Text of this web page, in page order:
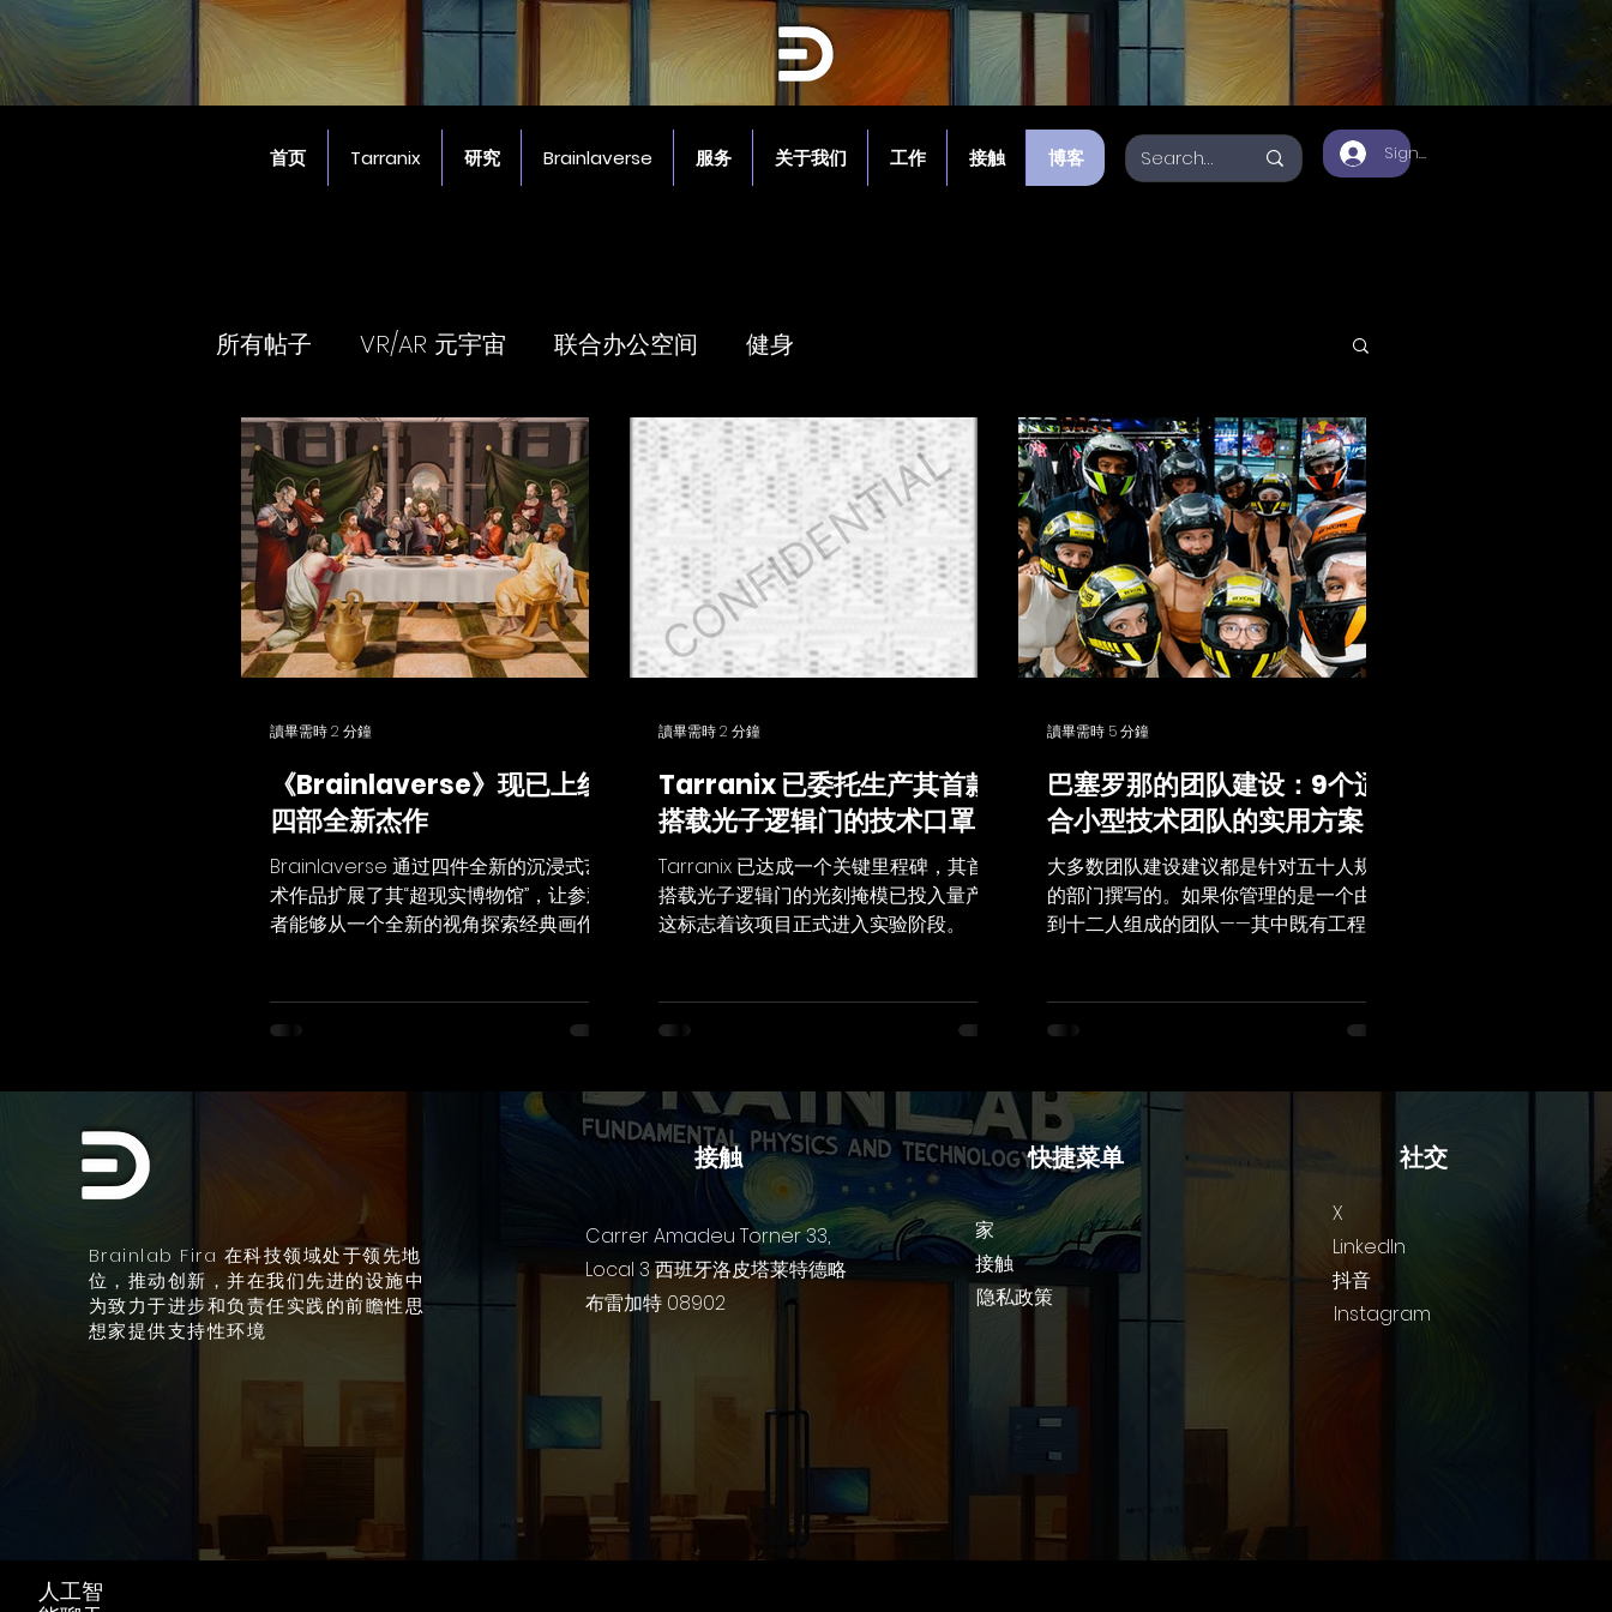
首页 Tarranix 研究 Brainlaverse 服务 关于我们 工作 接触 博客 Sign Up
所有帖子 VR/AR 元宇宙 联合办公空间 健身
《Brainlaverse》现已上线
四部全新杰作
Brainlaverse 通过四件全新的沉浸式艺
术作品扩展了其“超现实博物馆”，让参观
者能够从一个全新的视角探索经典画作。
的世界，用户可以步入画作之中，发掘隐
藏在每个场景中的故事、细节和情感。
讀畢需時 2 分鐘
Tarranix 已委托生产其首款
搭载光子逻辑门的技术口罩
Tarranix 已达成一个关键里程碑，其首款
搭载光子逻辑门的光刻掩模已投入量产，
这标志着该项目正式进入实验阶段。
讀畢需時 2 分鐘
巴塞罗那的团队建设：9个适
合小型技术团队的实用方案
大多数团队建设建议都是针对五十人规模
的部门撰写的。如果你管理的是一个由八
到十二人组成的团队——其中既有工程
都是基于团队规模足够大、足以让一半人
“藏起来”的前提设计的。而在小团队中，
法。 在Brainlab Fira，我们跨多个独立
项目开展工作，团队由开发人员、3D美
术师、市场人员和研究人员混合组成，日
常工作使用西班牙语、加泰罗尼亚语和英
语进行。因此，我们不得不摸索出真正适
合这样一支团队的方法。以下是一套针对
巴塞罗那及周边地区的建议，并附有相应
的理由说明。这并非排名列表，因为正确
的选择完全取决于你的团队。 对一个小
领会。 共同克服困难比共享乐趣更重
但每个人回家时，经历的都只是各自独立
的下午。而一个需要四个人共同解决的谜
讀畢需時 5 分鐘
人工智
Brainlab Fira 在科技领域处于领先地
位，推动创新，并在我们先进的设施中
为致力于进步和负责任实践的前瞻性思
想家提供支持性环境
接触
Carrer Amadeu Torner 33,
Local 3 西班牙洛皮塔莱特德略
布雷加特 08902
快捷菜单
家
接触
隐私政策
社交
X
LinkedIn
抖音
Instagram